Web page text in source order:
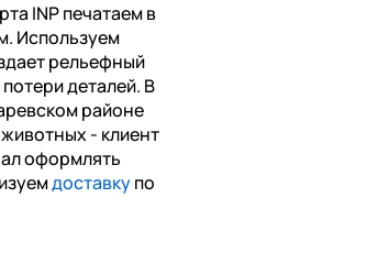
INP печатаем в
Используем
рельефный
деталей. В
районе
- клиент
оформлять
доставкупо